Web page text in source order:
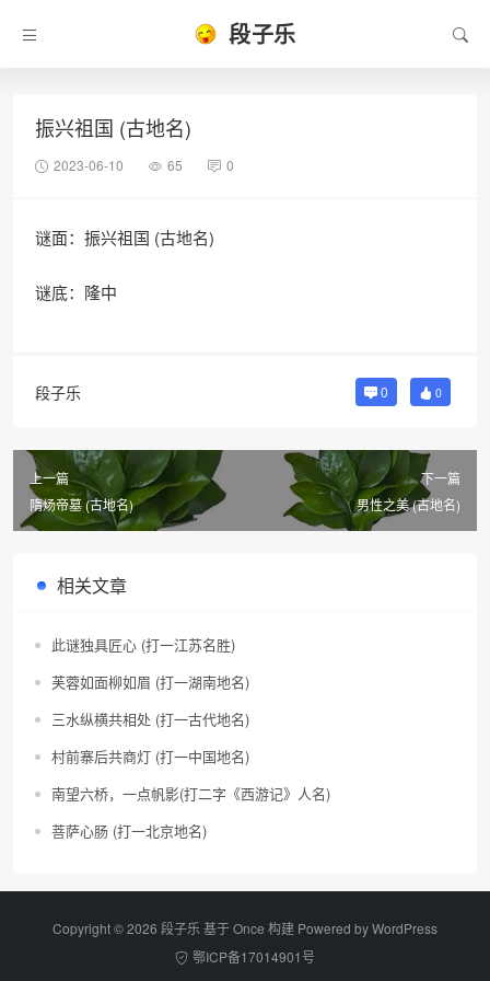
段子乐
振兴祖国 (古地名)
2023-06-10 65 0
谜面：振兴祖国 (古地名)
谜底：隆中
段子乐 0 0
上一篇
隋炀帝墓 (古地名)
下一篇
男性之美 (古地名)
相关文章
此谜独具匠心 (打一江苏名胜)
芙蓉如面柳如眉 (打一湖南地名)
三水纵横共相处 (打一古代地名)
村前寨后共商灯 (打一中国地名)
南望六桥，一点帆影(打二字《西游记》人名)
菩萨心肠 (打一北京地名)
Copyright © 2026 段子乐 基于 Once 构建 Powered byWordPress
鄂ICP备17014901号